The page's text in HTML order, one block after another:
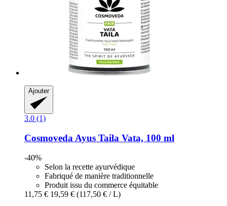
Ajouter
3.0 (1)
Cosmoveda Ayus Taila Vata, 100 ml
-40%
Selon la recette ayurvédique
Fabriqué de manière traditionnelle
Produit issu du commerce équitable
11,75 € 19,59 € (117,50 € / L)